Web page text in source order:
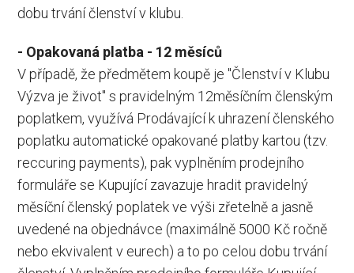
dobu trvání členství v klubu.
- Opakovaná platba - 12 měsíců
V případě, že předmětem koupě je "Členství v Klubu
Výzva je život" s pravidelným 12měsíčním členským
poplatkem, využívá Prodávající k uhrazení členského
poplatku automatické opakované platby kartou (tzv.
reccuring payments), pak vyplněním prodejního
formuláře se Kupující zavazuje hradit pravidelný
měsíční členský poplatek ve výši zřetelně a jasně
uvedené na objednávce (maximálně 5000 Kč ročně
nebo ekvivalent v eurech) a to po celou dobu trvání